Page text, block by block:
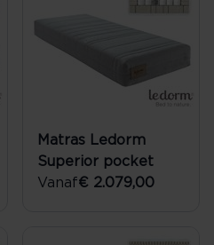
Matras Ledorm
Superior pocket
Vanaf€ 2.079,00